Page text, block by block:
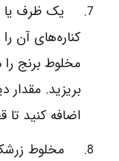
یک ظرف یا
کناره‌های آن
بریزید. مقدار
اضافه کنید تا
مخلوط